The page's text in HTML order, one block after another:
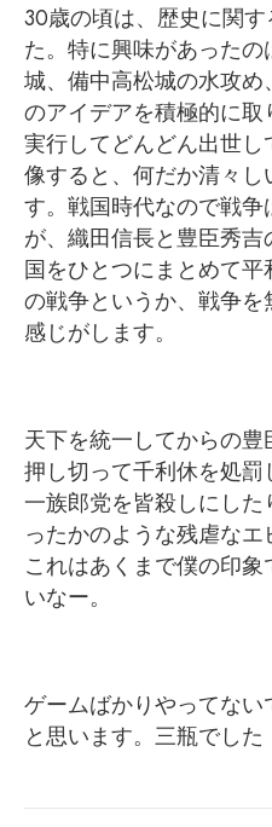
30歳の頃は、歴史に関
た。特に興味があった
城、備中高松城の水攻
のアイデアを積極的に
実行してどんどん出世
像すると、何だか清々し
す。戦国時代なので戦
が、織田信長と豊臣秀
国をひとつにまとめて
の戦争というか、戦争
感じがします。
天下を統一してからの
押し切って千利休を処
一族郎党を皆殺しにし
ったかのような残虐なエ
これはあくまで僕の印
いなー。
ゲームばかりやってな
と思います。三瓶でした